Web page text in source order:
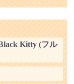
Kitty (フル